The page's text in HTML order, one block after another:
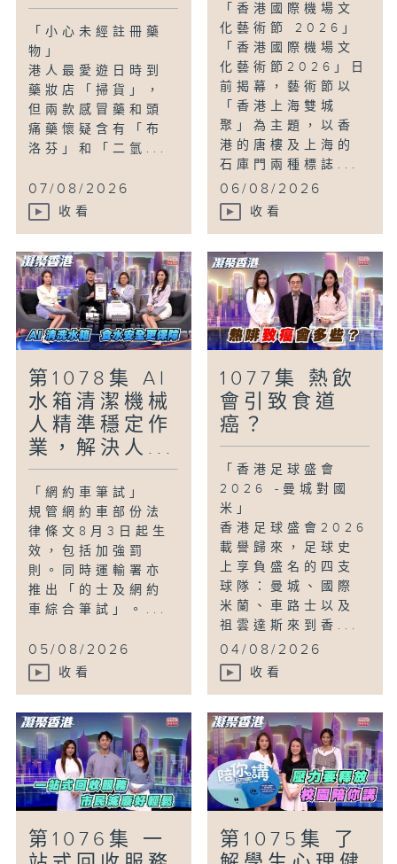
「小心未經註冊藥
物」
港人最愛遊日時到
藥妝店「掃貨」，
但兩款感冒藥和頭
痛藥懷疑含有「布
洛芬」和「二氫...
07/08/2026
收看
「香港國際機場文
化藝術節 2026」
「香港國際機場文
化藝術節2026」日
前揭幕，藝術節以
「香港上海雙城
聚」為主題，以香
港的唐樓及上海的
石庫門兩種標誌...
06/08/2026
收看
第1078集 AI
水箱清潔機械
人精準穩定作
業，解決人...
「網約車筆試」
規管網約車部份法
律條文8月3日起生
效，包括加強罰
則。同時運輸署亦
推出「的士及網約
車綜合筆試」。...
05/08/2026
收看
1077集 熱飲
會引致食道
癌？
「香港足球盛會
2026 -曼城對國
米」
香港足球盛會2026
載譽歸來，足球史
上享負盛名的四支
球隊：曼城、國際
米蘭、車路士以及
祖雲達斯來到香...
04/08/2026
收看
第1076集 一
第1075集 了